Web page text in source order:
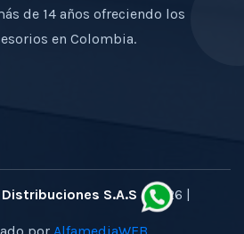
de 14 años ofreciendo los
en Colombia.
S.A.S - 2026 |